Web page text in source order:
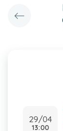
29/04
13:00